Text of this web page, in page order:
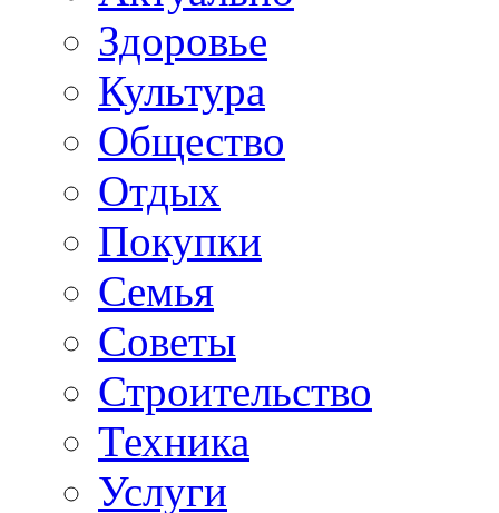
Здоровье
Культура
Общество
Отдых
Покупки
Семья
Советы
Строительство
Техника
Услуги